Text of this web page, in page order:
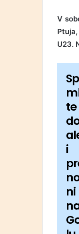
V
U23.
te
i